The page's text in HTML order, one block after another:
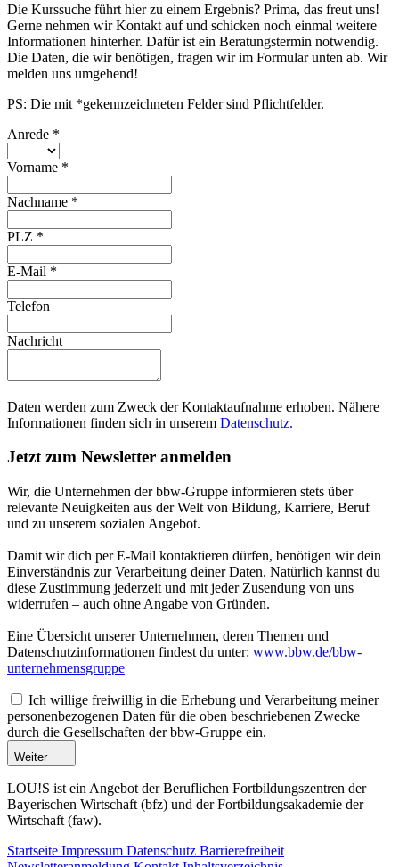
Die Kurssuche führt hier zu einem Ergebnis? Prima, das freut uns!
Gerne nehmen wir Kontakt auf und schicken noch einmal weitere
Informationen hinterher. Dafür ist ein Beratungstermin notwendig.
Die Daten, die wir benötigen, fragen wir im Formular unten ab. Wir
melden uns umgehend!
PS: Die mit *gekennzeichneten Felder sind Pflichtfelder.
Anrede *
Vorname *
Nachname *
PLZ *
E-Mail *
Telefon
Nachricht
Daten werden zum Zweck der Kontaktaufnahme erhoben. Nähere
Informationen finden sich in unserem Datenschutz.
Jetzt zum Newsletter anmelden
Wir, die Unternehmen der bbw-Gruppe informieren stets über
relevante Neuigkeiten aus der Welt von Bildung, Karriere, Beruf
und zu unserem sozialen Angebot.
Damit wir dich per E-Mail kontaktieren dürfen, benötigen wir dein
Einverständnis zur Verarbeitung deiner Daten. Natürlich kannst du
diese Zustimmung jederzeit und mit jeder Zusendung von uns
widerrufen – auch ohne Angabe von Gründen.
Eine Übersicht unserer Unternehmen, deren Themen und
Datenschutzinformationen findest du unter: www.bbw.de/bbw-
unternehmensgruppe
Ich willige freiwillig in die Erhebung und Verarbeitung meiner
personenbezogenen Daten für die oben beschriebenen Zwecke
durch die Gesellschaften der bbw-Gruppe ein.
Weiter
LOU!S ist ein Angebot der Beruflichen Fortbildungszentren der
Bayerischen Wirtschaft (bfz) und der Fortbildungsakademie der
Wirtschaft (faw).
Startseite Impressum Datenschutz Barrierefreiheit